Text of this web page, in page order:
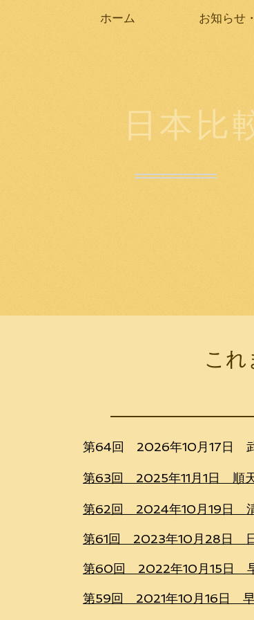
ホーム お知らせ
これ
第64回 2026年10月17日 武
第63回 2025年11月1日 順天
第62回 2024年10月19日
第61回 2023年10月28日 日
第60回 2022年10月15日 早
第59回 2021年10月16日 早
日本比